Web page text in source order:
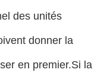
des unités
donner la
en premier.Si la